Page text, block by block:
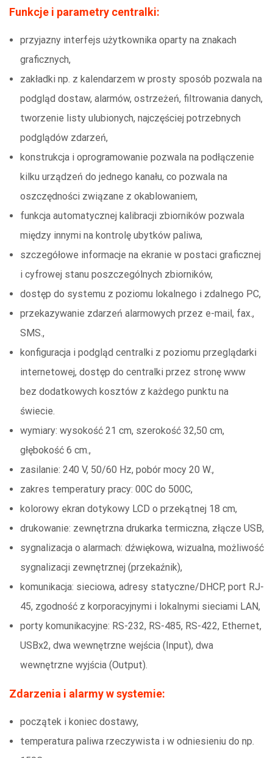
Funkcje i parametry centralki:
przyjazny interfejs użytkownika oparty na znakach
graficznych,
zakładki np. z kalendarzem w prosty sposób pozwala na
podgląd dostaw, alarmów, ostrzeżeń, filtrowania danych,
tworzenie listy ulubionych, najczęściej potrzebnych
podglądów zdarzeń,
konstrukcja i oprogramowanie pozwala na podłączenie
kilku urządzeń do jednego kanału, co pozwala na
oszczędności związane z okablowaniem,
funkcja automatycznej kalibracji zbiorników pozwala
między innymi na kontrolę ubytków paliwa,
szczegółowe informacje na ekranie w postaci graficznej
i cyfrowej stanu poszczególnych zbiorników,
dostęp do systemu z poziomu lokalnego i zdalnego PC,
przekazywanie zdarzeń alarmowych przez e-mail, fax.,
SMS.,
konfiguracja i podgląd centralki z poziomu przeglądarki
internetowej, dostęp do centralki przez stronę www
bez dodatkowych kosztów z każdego punktu na
świecie.
wymiary: wysokość 21 cm, szerokość 32,50 cm,
głębokość 6 cm.,
zasilanie: 240 V, 50/60 Hz, pobór mocy 20 W.,
zakres temperatury pracy: 00C do 500C,
kolorowy ekran dotykowy LCD o przekątnej 18 cm,
drukowanie: zewnętrzna drukarka termiczna, złącze USB,
sygnalizacja o alarmach: dźwiękowa, wizualna, możliwość
sygnalizacji zewnętrznej (przekaźnik),
komunikacja: sieciowa, adresy statyczne/DHCP, port RJ-
45, zgodność z korporacyjnymi i lokalnymi sieciami LAN,
porty komunikacyjne: RS-232, RS-485, RS-422, Ethernet,
USBx2, dwa wewnętrzne wejścia (Input), dwa
wewnętrzne wyjścia (Output).
Zdarzenia i alarmy w systemie:
początek i koniec dostawy,
temperatura paliwa rzeczywista i w odniesieniu do np.